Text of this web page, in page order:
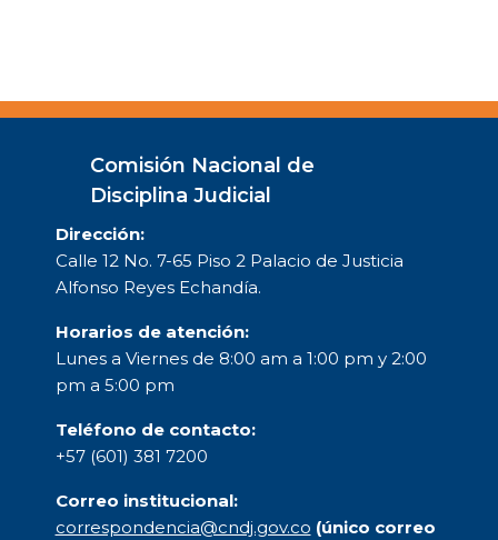
Comisión Nacional de
Disciplina Judicial
Dirección:
Calle 12 No. 7-65 Piso 2 Palacio de Justicia
Alfonso Reyes Echandía.
Horarios de atención:
Lunes a Viernes de 8:00 am a 1:00 pm y 2:00
pm a 5:00 pm
Teléfono de contacto:
+57 (601) 381 7200
Correo institucional:
correspondencia@cndj.gov.co (único correo